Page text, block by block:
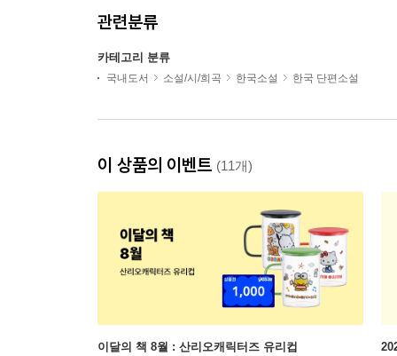
관련분류
카테고리 분류
국내도서 소설/시/희곡 한국소설 한국 단편소설
이 상품의 이벤트 (11개)
이달의 책 8월 : 산리오캐릭터즈 유리컵